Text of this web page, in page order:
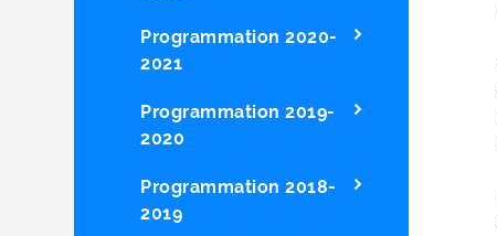
Programmation 2020-
2021
Programmation 2019-
2020
Programmation 2018-
2019